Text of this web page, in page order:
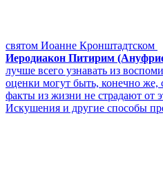
святом Иоанне Кронштадтском
Иеродиакон Питирим
лучше всего узнавать из
оценки могут быть, конечно
факты из жизни не страдают от
Искушения и другие способы